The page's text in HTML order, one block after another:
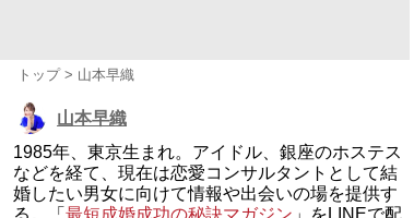
トップ 山本早織
山本早織
1985年、東京生まれ。アイドル、銀座のホステス
などを経て、現在は恋愛コンサルタントとして結
婚したい男女に向けて情報や出会いの場を提供す
る。「 最短成婚成功の秘訣マガジン 」をLINEで配